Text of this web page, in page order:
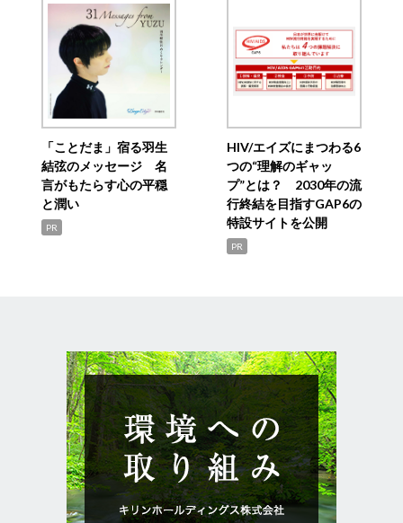
「ことだま」宿る羽生
結弦のメッセージ 名
言がもたらす心の平穏
と潤い
PR
HIV/エイズにまつわる6
つの“理解のギャッ
プ”とは？ 2030年の流
行終結を目指すGAP6の
特設サイトを公開
PR